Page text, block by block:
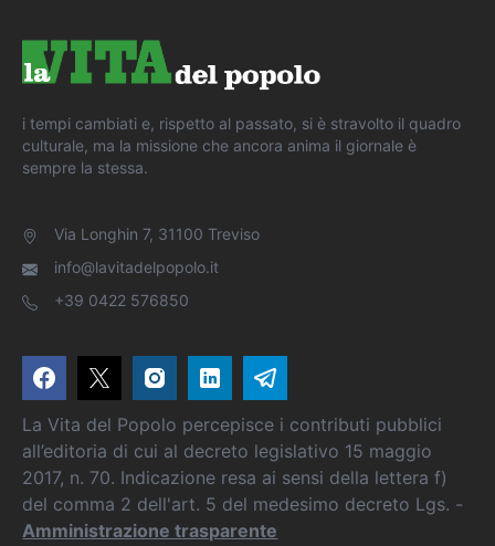
i tempi cambiati e, rispetto al passato, si è stravolto il quadro
culturale, ma la missione che ancora anima il giornale è
sempre la stessa.
Via Longhin 7, 31100 Treviso
info@lavitadelpopolo.it
+39 0422 576850
La Vita del Popolo percepisce i contributi pubblici
all’editoria di cui al decreto legislativo 15 maggio
2017, n. 70. Indicazione resa ai sensi della lettera f)
del comma 2 dell'art. 5 del medesimo decreto Lgs. -
Amministrazione trasparente